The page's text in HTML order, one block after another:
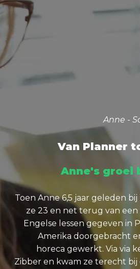
Anne -
Van Planner
Anne's groei
Toen Anne 6,5 jaar geleden
ze 23 en net terug van een
Engelse lessen gegeven in
Amerika doorgebracht
horeca gewerkt. Via via
Zibber en kwam ze terecht